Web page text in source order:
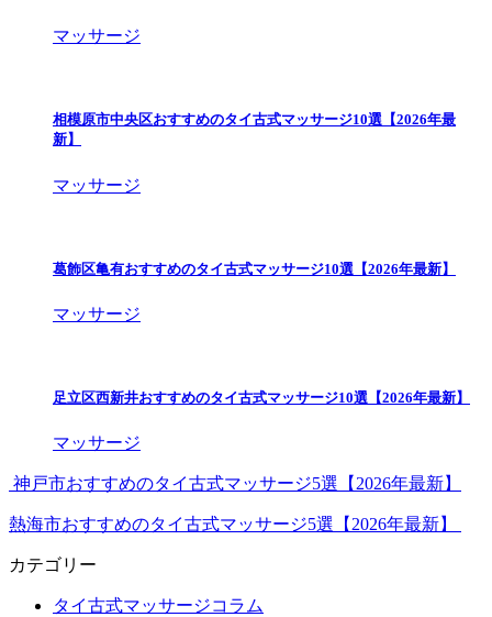
マッサージ
相模原市中央区おすすめのタイ古式マッサージ10選【2026年最
新】
マッサージ
葛飾区亀有おすすめのタイ古式マッサージ10選【2026年最新】
マッサージ
足立区西新井おすすめのタイ古式マッサージ10選【2026年最新】
マッサージ
神戸市おすすめのタイ古式マッサージ5選【2026年最新】
熱海市おすすめのタイ古式マッサージ5選【2026年最新】
カテゴリー
タイ古式マッサージコラム